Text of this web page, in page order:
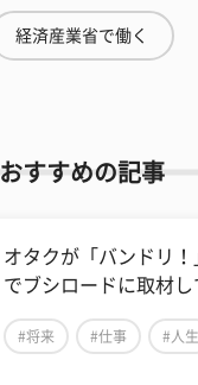
経済産業省で働く
おすすめの記事
オタクが「バンドリ
でブシロードに取材
#将来 #仕事 #人生